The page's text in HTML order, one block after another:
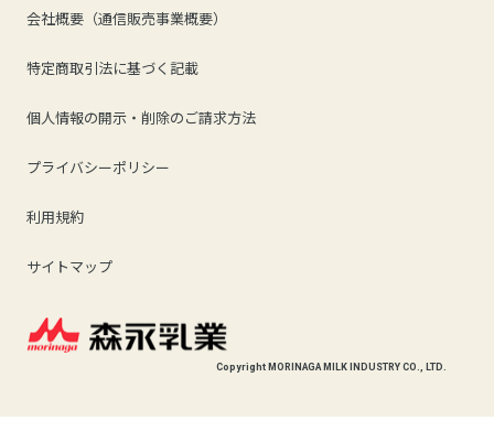
会社概要（通信販売事業概要）
特定商取引法に基づく記載
個人情報の開示・削除のご請求方法
プライバシーポリシー
利用規約
サイトマップ
Copyright MORINAGA MILK INDUSTRY CO., LTD.